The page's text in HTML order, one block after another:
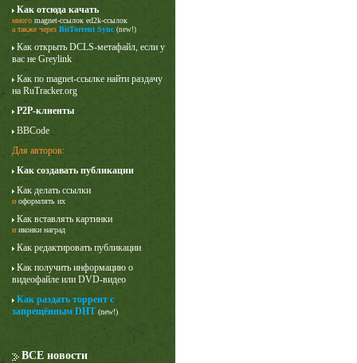
Как отсюда качать
много magnet-ссылок ed2k-ссылок
а также через BitTorrent Sync (new!)
Как открыть DCLS-метафайл, если у
вас не Greylink
Как по magnet-ссылке найти раздачу
на RuTracker.org
P2P-клиенты
BBCode
Для авторов:
Как создавать публикации
Как делать ссылки
и оформлять их
Как вставлять картинки
и иконки наград
Как редактировать публикации
Как получить информацию о
видеофайле или DVD-видео
Как раздать торрент с
запрещённым DHT (new!)
ВСЕ новости